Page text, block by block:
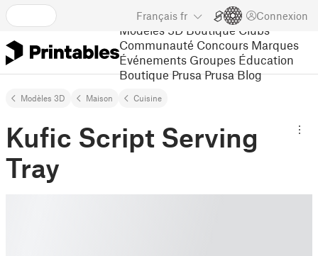
Français fr Connexion
Modèles 3D Boutique Clubs
Communauté Concours Marques
Événements Groupes Éducation
Boutique Prusa Prusa Blog
Modèles 3D Maison Cuisine
Kufic Script Serving
Tray